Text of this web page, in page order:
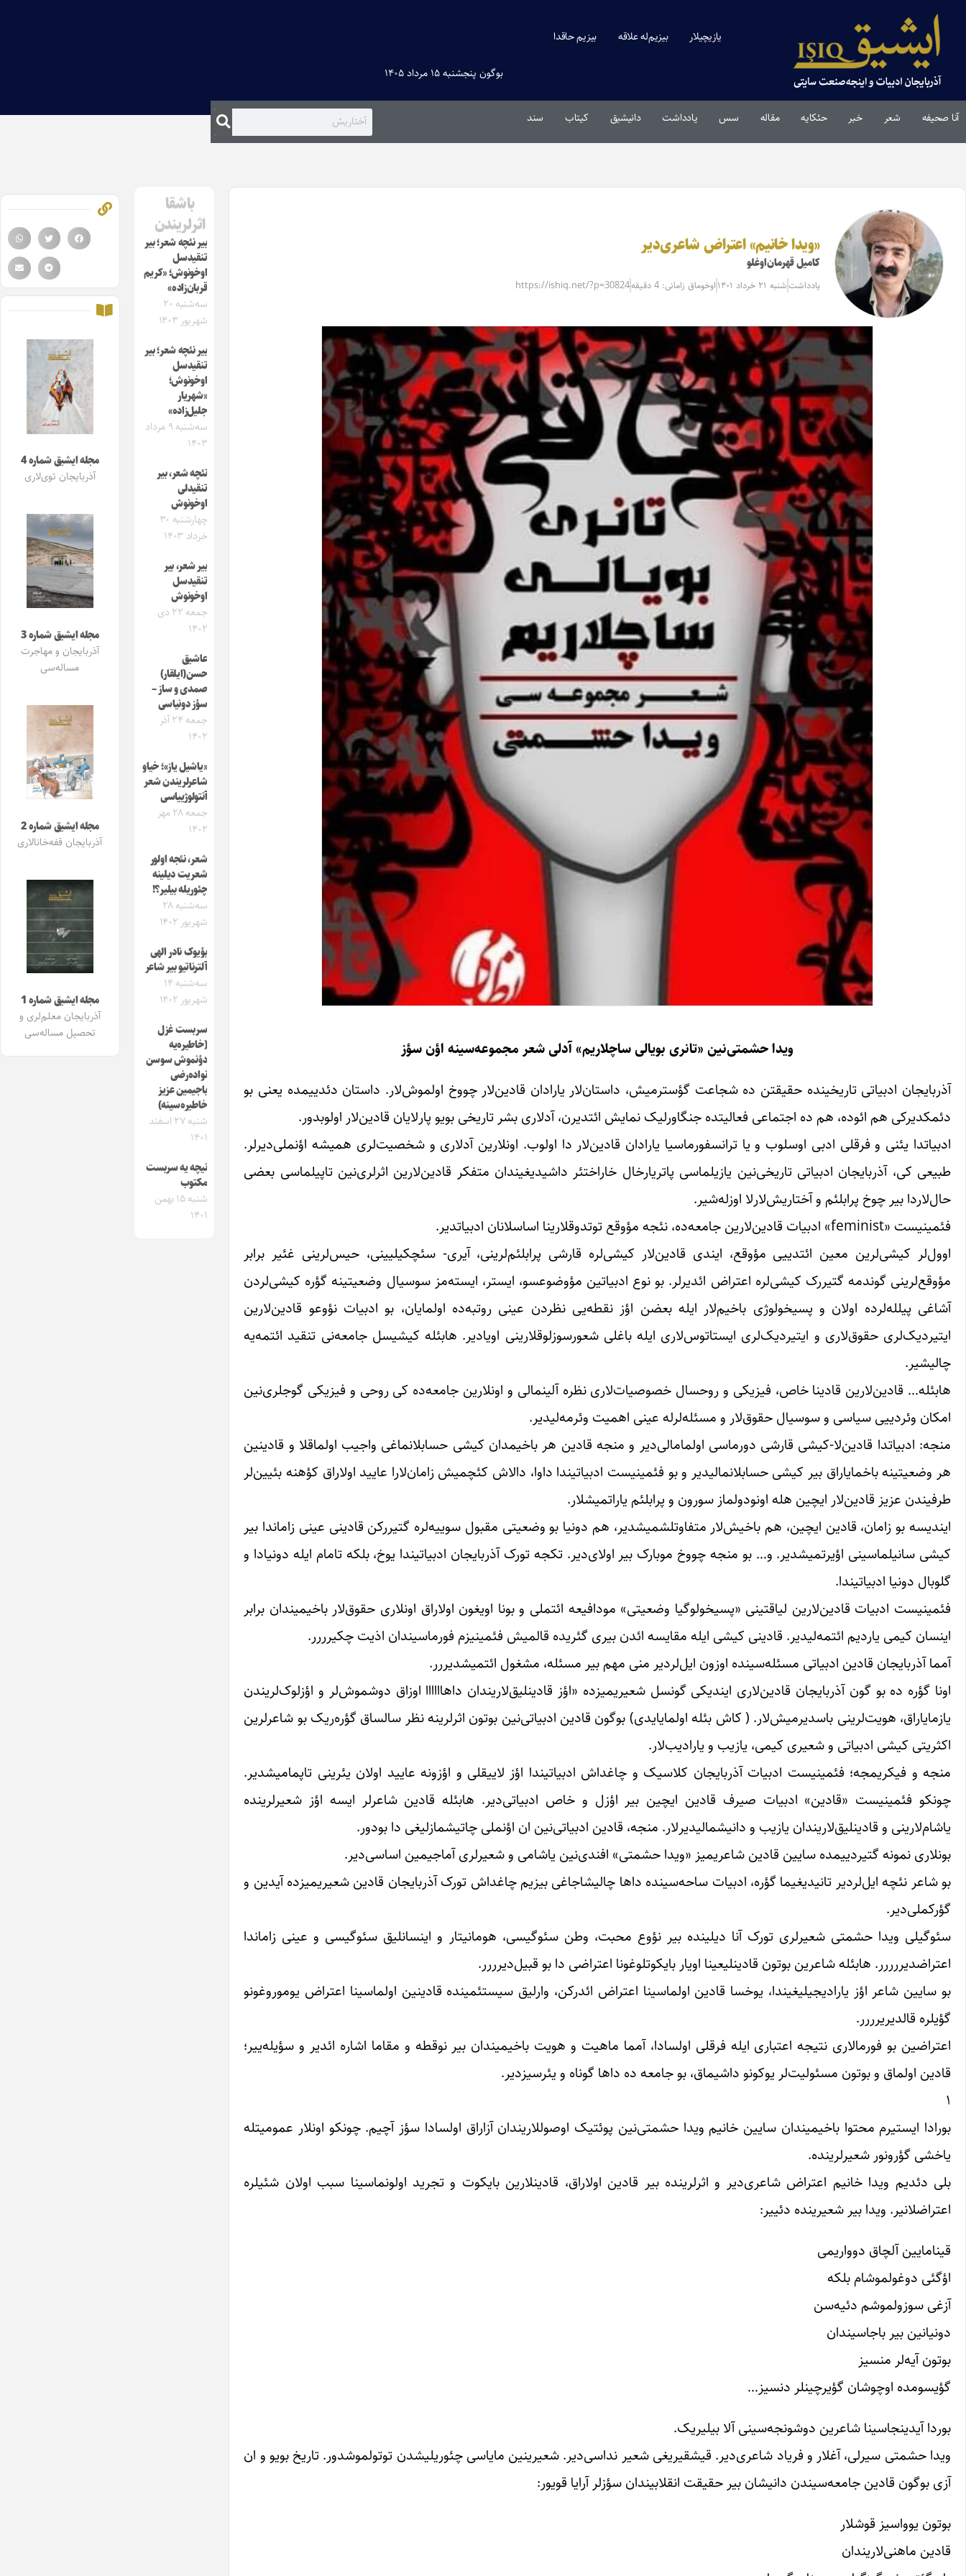
یازیچیلار بیزیم‌له علاقه بیزیم حاقدا
بوگون پنجشنبه ۱۵ مرداد ۱۴۰۵
آنا صحیفه شعر خبر حئکایه مقاله‌ سس یادداشت دانیشیق کیتاب سند
«ویدا خانیم» اعتراض شاعری‌دیر
کامیل قهرمان‌اوغلو
یادداشتشنبه ۲۱ خرداد ۱۴۰۱ اوخوماق زامانی: 4 دقیقه https://ishiq.net/?p=30824
ویدا حشمتی‌نین «تانری بویالی ساچلاریم» آدلی شعر مجموعه‌سینه اؤن سؤز
آذربایجان ادبیاتی تاریخینده حقیقتن ده شجاعت گؤسترمیش، داستان‌لار یارادان قادین‌لار چووخ اولموش‌لار. داستان دئدییمده یعنی بو
دئمکدیرکی هم ائوده، هم ده اجتماعی فعالیتده جنگاورلیک نمایش ائتدیرن، آد‌لاری بشر تاریخی بویو پارلایان قادین‌لار اولوبدور.
ادبیاتدا یئنی و فرقلی ادبی اوسلوب و یا ترانسفورماسیا یارادان قادین‌لار دا اولوب. اونلارین آد‌لاری و شخصیت‌‌لری همیشه اؤنملی‌دیر‌لر.
طبیعی کی، آذربایجان ادبیاتی تاریخی‌نین یازیلماسی پاتریارخال خاراختئر داشیدیغیندان متفکر قادین‌لارین اثر‌‌‌لری‌نین تاپیلماسی بعضی
حال‌لاردا بیر چوخ پرابلئم و آختاریش‌لارلا اوزله‌شیر.
فئمینیست «feminist» ادبیات قادین‌لارین جامعه‌ده، نئجه مؤوقع توتدوقلارینا اساسلانان ادبیاتدیر.
اوول‌لر کیشی‌‌‌لرین معین ائتدییی مؤوقع، ایندی قادین‌لار کیشی‌لره قارشی پرابلئم‌‌‌لرینی، آیری- سئچکیلیینی، حیس‌‌‌لرینی غئیر برابر
مؤوقع‌‌‌لرینی گوندمه گتیررک کیشی‌لره اعتراض ائدیر‌لر. بو نوع ادبیاتین مؤوضوعسو، ایستر، ایسته‌مز سوسیال وضعیتینه گؤره کیشی‌لردن
آشاغی پیلله‌‌لرده اولان و پسیخولوژی باخیم‌لار ایله بعضن اؤز نقطه‌یی نظردن عینی روتبه‌ده اولمایان، بو ادبیات نؤوعو قادین‌لارین
ایتیردیک‌‌لری حقوق‌لاری و ایتیردیک‌‌لری ایستاتوس‌لاری ایله باغلی شعورسوزلوقلارینی اویادیر. هابئله کیشیسل جامعه‌نی تنقید ائتمه‌یه
چالیشیر.
هابئله… قادین‌لارین قادینا خاص، فیزیکی و روحسال خصوصیات‌لاری نظره آلینمالی و اونلارین جامعه‌ده کی روحی و فیزیکی گوجلری‌نین
امکان وئردییی سیاسی و سوسیال حقوق‌لار و مسئله‌‌لرله عینی اهمیت وئرمه‌لیدیر.
منجه: ادبیاتدا قادین‌لا-کیشی قارشی دورماسی اولمامالی‌دیر و منجه قادین هر باخیمدان کیشی حسابلانماغی واجیب اولماقلا و قادینین
هر وضعیتینه باخمایاراق بیر کیشی حسابلانمالیدیر و بو فئمینیست ادبیاتیندا داوا، دالاش کئچمیش زامان‌لارا عایید او‌لاراق کؤهنه بئیین‌لر
طرفیندن عزیز قادین‌لار ایچین هله اونودولماز سورون و پرابلئم یاراتمیشلار.
ایندیسه بو زامان، قادین ایچین، هم باخیش‌لار متفاوتلشمیشدیر، هم دونیا بو وضعیتی مقبول سوییه‌‌لره گتیررکن قادینی عینی زاماندا بیر
کیشی سانیلماسینی اؤیرتمیشدیر. و… بو منجه چووخ موبارک بیر اولای‌دیر. تکجه تورک آذربایجان ادبیاتیندا یوخ، بلکه تامام ایله دونیادا و
گلوبال دونیا ادبیاتیندا.
فئمینیست ادبیات قادین‌لارین لیاقتینی «پسیخولوگیا وضعیتی» مودافیعه ائتملی و بونا اویغون او‌لاراق اونلاری حقوق‌لار باخیمیندان برابر
اینسان کیمی یاردیم ائتمه‌لیدیر. قادینی کیشی ایله مقایسه ائدن بیری گئریده قالمیش فئمینیزم فورماسیندان اذیت چکیرررر.
آمما آذربایجان قادین ادبیاتی مسئله‌سینده اوزون ایل‌لردیر منی مهم بیر مسئله، مشغول ائتمیشدیررر.
اونا گؤره ده بو گون آذربایجان قادین‌لاری ایندیکی گونسل شعیریمیزده «اؤز قادینلیق‌لاریندان داهاااااا اوزاق دوشموش‌لر و اؤزلوک‌‌‌لریندن
یازمایاراق، هویت‌‌‌لرینی باسدیرمیش‌لار. ( کاش بئله اولمایایدی) بوگون قادین ادبیاتی‌نین بوتون اثر‌‌‌لرینه نظر سالساق گؤره‌ریک بو شاعر‌‌‌لرین
اکثریتی کیشی ادبیاتی و شعیری کیمی، یازیب و یارادیب‌لار.
منجه و فیکریمجه؛ فئمینیست ادبیات آذربایجان کلاسیک و چاغداش ادبیاتیندا اؤز لاییقلی و اؤزونه عایید اولان یئرینی تاپمامیشدیر.
چونکو فئمینیست «قادین» ادبیات صیرف قادین ایچین بیر اؤزل و خاص ادبیاتی‌دیر. هابئله قادین شاعر‌لر ایسه اؤز شعیر‌‌‌لرینده
یاشام‌لارینی و قادینلیق‌لاریندان یازیب و دانیشمالیدیر‌لار. منجه، قادین ادبیاتی‌نین ان اؤنملى چاتیشمازلیغی دا بودور.
بونلاری نمونه گتیردییمده سایین قادین شاعریمیز «ویدا حشمتی» افندی‌نین یاشامی و شعیر‌‌لری آماجیمین اساسی‌دیر.
بو شاعر نئچه ایل‌لردیر تانیدیغیما گؤره، ادبیات ساحه‌سینده داها چالیشاجاغی بیزیم چاغداش تورک آذربایجان قادین شعیریمیزده آیدین و
گؤرکملی‌دیر.
سئوگیلی ویدا حشمتی شعیر‌‌لری تورک آنا دیلینده بیر نؤوع محبت، وطن سئوگیسی، هومانیتار و اینسانلیق سئوگیسی و عینی زاماندا
اعتراضدیررررر. هابئله شاعرین بوتون قادینلیعینا اویار بایکوتلوغونا اعتراضی دا بو قبیل‌دیرررر.
بو سایین شاعر اؤز یارادیجیلیغیندا، یوخسا قادین اولماسینا اعتراض ائدرکن، وارلیق سیستئمینده قادینین اولماسینا اعتراض یوموروغونو
گؤیلره قالدیریرررر.
اعتراضین بو فورما‌لاری نتیجه اعتباری ایله فرقلی اولسادا، آمما ماهیت و هویت باخیمیندان بیر نوقطه و مقاما اشاره ائدیر و سؤیله‌ییر؛
قادین اولماق و بوتون مسئولیت‌لر یوکونو داشیماق، بو جامعه ده داها گوناه و یئرسیزدیر.
۱
بورادا ایستیرم محتوا باخیمیندان سایین خانیم ویدا حشمتی‌نین پوئتیک اوصوللاریندان آزاراق اولسادا سؤز آچیم. چونکو اونلار عمومیتله
یاخشی گؤرونور شعیرلرینده.
بلی دئدیم ویدا خانیم اعتراض شاعری‌دیر و اثرلرینده بیر قادین اولاراق، قادینلارین بایکوت و تجرید اولونماسینا سبب اولان شئیلره
اعتراضلانیر. ویدا بیر شعیرینده دئییر:
قینامایین آلچاق دوواریمی
اؤگئی دوغولموشام بلکه
آزغی سوزولموشم دئیه‌سن
دونیانین بیر باجاسیندان
بوتون آیه‌لر منسیز
گؤیسومده اوچوشان گؤیرچینلر دنسیز…
بوردا آیدینجاسینا شاعرین دوشونجه‌سینی آلا بیلیریک.
ویدا حشمتی سیرلی، آغلار و فریاد شاعری‌دیر. قیشقیریغی شعیر نداسی‌دیر. شعیرینین مایاسی چئوریلیشدن توتولموشدور. تاریخ بویو و ان
آزی بوگون قادین جامعه‌سیندن دانیشان بیر حقیقت انقلابیندان سؤزلر آرایا قویور:
بوتون یوواسیز قوشلار
قادین ماهنی‌لاریندان
باشقا
اثرلریندن
بیر نئچه شعر؛ بیر
تنقیدسل
اوخونوش؛ «کریم
قربان‌زاده»
سه‌شنبه ۲۰
شهریور ۱۴۰۳
بیر نئچه شعر؛ بیر
تنقیدسل
اوخونوش؛
«شهریار
جلیل‌زاده»
سه‌شنبه ۹ مرداد
۱۴۰۳
نئچه شعر، بیر
تنقیدلی
اوخونوش
چهارشنبه ۳۰
خرداد ۱۴۰۳
بیر شعر، بیر
تنقیدسل
اوخونوش
جمعه ۲۲ دی
۱۴۰۲
عاشیق
حسن(ایلقار)
صمدی و ساز –
سؤز دونیاسی
جمعه ۲۴ آذر
۱۴۰۲
«یاشیل یاز»؛ خیاو
شاعرلریندن شعر
آنتولوژییاسی
جمعه ۲۸ مهر
۱۴۰۲
شعر، نئجه اولور
شعریت دیلینه
چئوریله‌ بیلیر؟!
سه‌شنبه ۲۸
شهریور ۱۴۰۲
بؤیوک نادر الهی
آلترناتیو بیر شاعر
سه‌شنبه ۱۴
شهریور ۱۴۰۲
سربست غزل
(خاطیره‌یه
دؤنموش سوسن
نواده‌رضی
باجیمین عزیز
خاطیره‌سینه)
شنبه ۲۷ اسفند
۱۴۰۱
نیچه یه سربست
مکتوب
شنبه ۱۵ بهمن
۱۴۰۱
مجله ایشیق شماره 4
آذربایجان توی‌لاری
مجله ایشیق شماره 3
آذربایجان و مهاجرت
مساله‌سی
مجله ایشیق شماره 2
آذربایجان قفه‌خانالاری
مجله ایشیق شماره 1
آذربایجان معلم‌لری و
تحصیل مساله‌سی